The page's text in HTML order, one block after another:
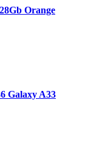
Orange
Galaxy A33